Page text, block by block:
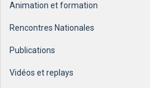
Animation et formation
Rencontres Nationales
Publications
Vidéos et replays